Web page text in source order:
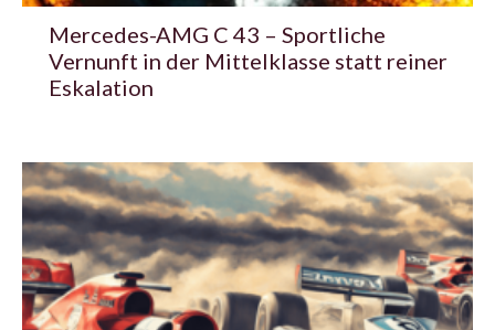
Mercedes-AMG C 43 – Sportliche
Vernunft in der Mittelklasse statt reiner
Eskalation